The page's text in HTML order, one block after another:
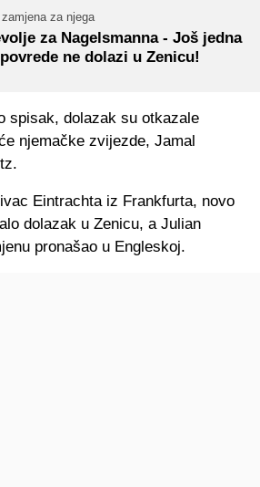
za njega
za Nagelsmanna - Još jedna
ne dolazi u Zenicu!
spisak, dolazak su otkazale
njemačke zvijezde, Jamal
Eintrachta iz Frankfurta, novo
dolazak u Zenicu, a Julian
pronašao u Engleskoj.